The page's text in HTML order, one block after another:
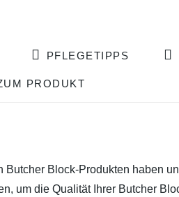
PFLEGETIPPS
PRODUKT
Block-Produkten haben
um die Qualität Ihrer Butcher